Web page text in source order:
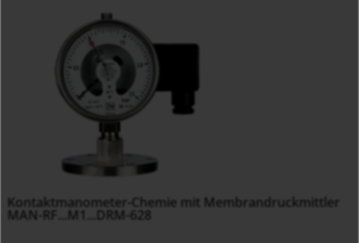
Kontaktmanometer-Chemie mit Membrandruckmittler
MAN-RF...M1...DRM-628